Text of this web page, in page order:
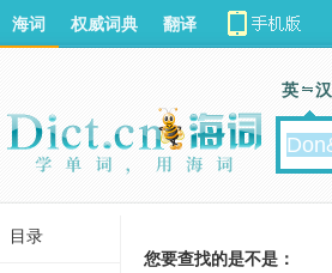
您要查找的是不是：
海词 权威词典 翻译
英 汉
目录